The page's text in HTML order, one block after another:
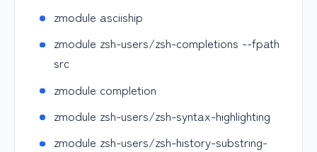
zmodule asciiship
zmodule zsh-users/zsh-completions --fpath
src
zmodule completion
zmodule zsh-users/zsh-syntax-highlighting
zmodule zsh-users/zsh-history-substring-